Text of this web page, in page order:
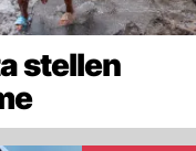
stellen